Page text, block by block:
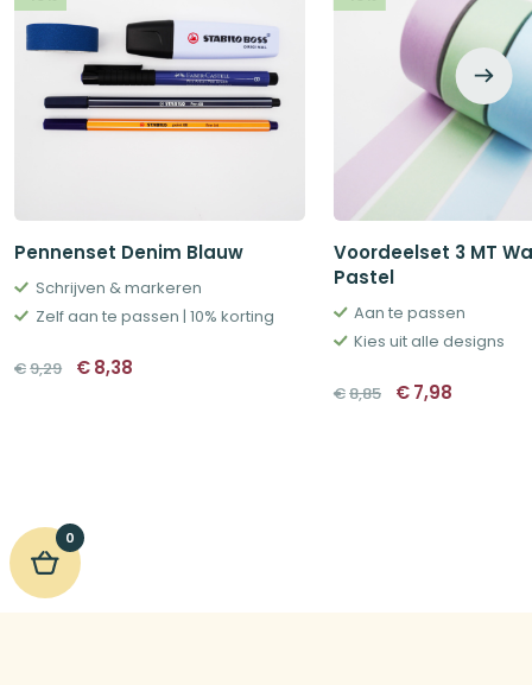
Pennenset Denim Blauw
Schrijven & markeren
Zelf aan te passen | 10% korting
€9,29 Oorspronkelijke
prijs
€8,38
Voordeelset 3 MT
Pastel
Aan te passen
Kies uit alle designs
€8,85 prijs
€7,98
0